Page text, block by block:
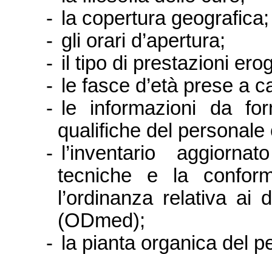
-
la copertura geografica;
- gli orari d’apertura;
- il tipo di prestazioni
-
le fasce d’età prese a
-
le informazioni da
qualifiche del
-
l’inventario
tecniche e la
l’ordinanza relativa ai
(ODmed);
-
la pianta organica del